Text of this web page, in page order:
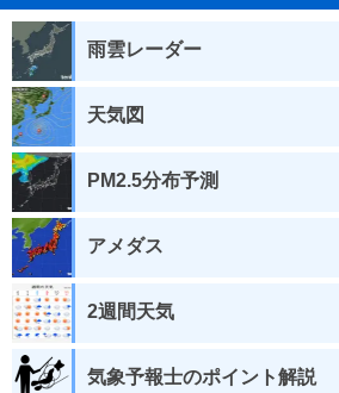
雨雲レーダー
天気図
PM2.5分布予測
アメダス
2週間天気
気象予報士のポイント解説